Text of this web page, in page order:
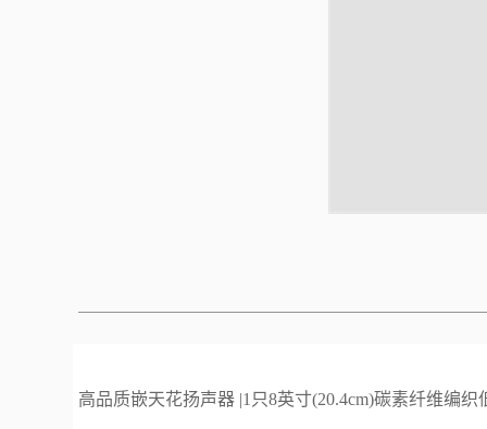
高品质嵌天花扬声器 |1只8英寸(20.4cm)碳素纤维编